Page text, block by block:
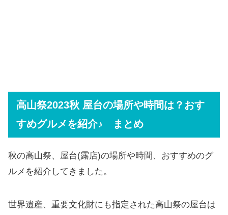
高山祭2023秋 屋台の場所や時間は？おす
すめグルメを紹介♪ まとめ
秋の高山祭、屋台(露店)の場所や時間、おすすめのグ
ルメを紹介してきました。
世界遺産、重要文化財にも指定された高山祭の屋台は